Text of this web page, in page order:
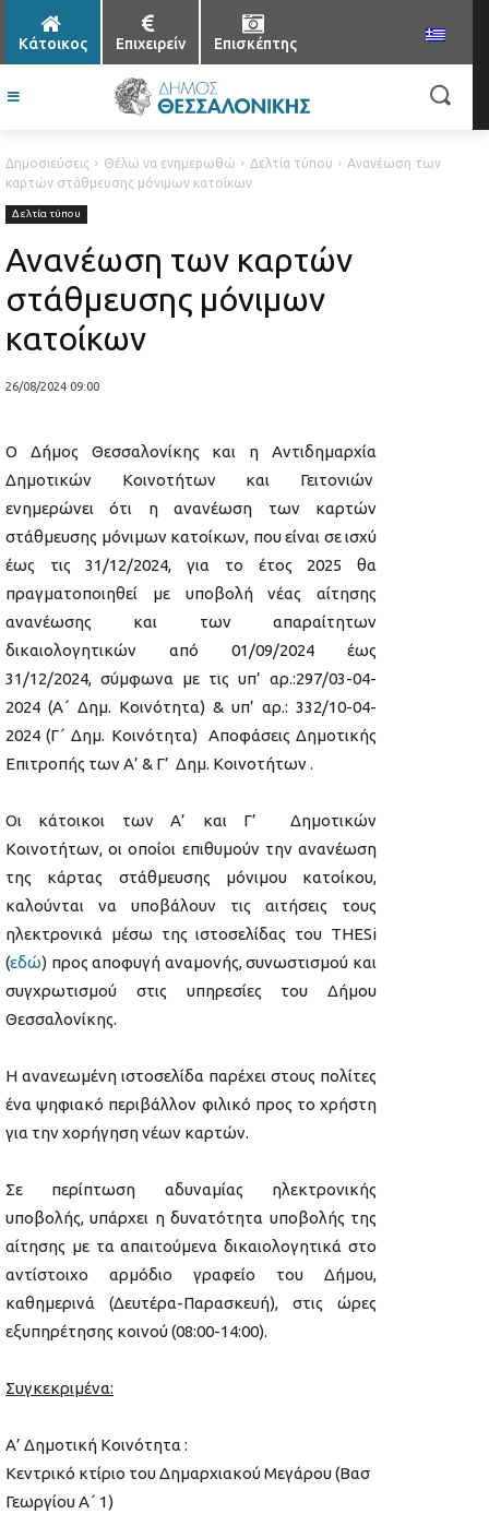
Κάτοικος Επιχειρείν Επισκέπτης
Δημοσιεύσεις Θέλω να ενημερωθώ Δελτία τύπου
Ανανέωση των
καρτών στάθμευσης μόνιμων κατοίκων
Δελτία τύπου
Ανανέωση των καρτών
στάθμευσης μόνιμων
κατοίκων
26/08/2024 09:00
Ο Δήμος Θεσσαλονίκης και η Αντιδημαρχία
Δημοτικών Κοινοτήτων και Γειτονιών
ενημερώνει ότι η ανανέωση των καρτών
στάθμευσης μόνιμων κατοίκων, που είναι σε ισχύ
έως τις 31/12/2024, για το έτος 2025 θα
πραγματοποιηθεί με υποβολή νέας αίτησης
ανανέωσης και των απαραίτητων
δικαιολογητικών από 01/09/2024 έως
31/12/2024, σύμφωνα με τις υπ’ αρ.:297/03-04-
2024 (Α΄ Δημ. Κοινότητα) & υπ’ αρ.: 332/10-04-
2024 (Γ΄ Δημ. Κοινότητα) Αποφάσεις Δημοτικής
Επιτροπής των Α’ & Γ’ Δημ. Κοινοτήτων .
Οι κάτοικοι των Α’ και Γ’ Δημοτικών
Κοινοτήτων, οι οποίοι επιθυμούν την ανανέωση
της κάρτας στάθμευσης μόνιμου κατοίκου,
καλούνται να υποβάλουν τις αιτήσεις τους
ηλεκτρονικά μέσω της ιστοσελίδας του THESi
(εδώ) προς αποφυγή αναμονής, συνωστισμού και
συγχρωτισμού στις υπηρεσίες του Δήμου
Θεσσαλονίκης.
Η ανανεωμένη ιστοσελίδα παρέχει στους πολίτες
ένα ψηφιακό περιβάλλον φιλικό προς το χρήστη
για την χορήγηση νέων καρτών.
Σε περίπτωση αδυναμίας ηλεκτρονικής
υποβολής, υπάρχει η δυνατότητα υποβολής της
αίτησης με τα απαιτούμενα δικαιολογητικά στο
αντίστοιχο αρμόδιο γραφείο του Δήμου,
καθημερινά (Δευτέρα-Παρασκευή), στις ώρες
εξυπηρέτησης κοινού (08:00-14:00).
Συγκεκριμένα:
Α’ Δημοτική Κοινότητα :
Κεντρικό κτίριο του Δημαρχιακού Μεγάρου (Βασ
Γεωργίου Α΄ 1)